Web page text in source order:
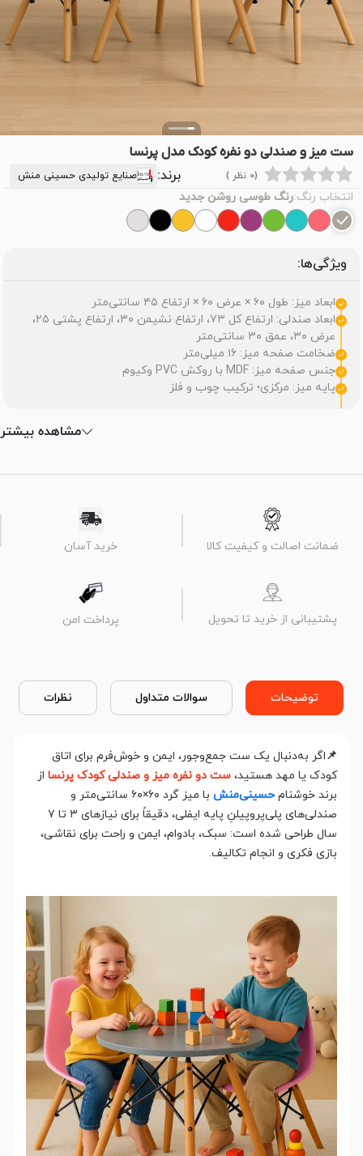
ست میز و صندلی دو نفره کودک مدل پرنسا
(0 نظر ) برند: صنایع تولیدی حسینی منش
انتخاب رنگ:رنگ طوسی روشن جدید
ویژگی‌ها:
ابعاد میز: طول ۶۰ × عرض ۶۰ × ارتفاع ۴۵ سانتی‌متر
ابعاد صندلی: ارتفاع کل ۷۳، ارتفاع نشیمن ۳۰، ارتفاع پشتی ۲۵،
عرض ۳۰، عمق ۳۰ سانتی‌متر
ضخامت صفحه میز: ۱۶ میلی‌متر
جنس صفحه میز: MDF با روکش PVC وکیوم
پایه میز: مرکزی؛ ترکیب چوب و فلز
مشاهده بیشتر
ضمانت اصالت و کیفیت کالا خرید آسان
پشتیبانی از خرید تا تحویل پرداخت امن
توضیحات سوالات متداول نظرات
📌اگر به‌دنبال یک ست جمع‌وجور، ایمن و خوش‌فرم برای اتاق
کودک یا مهد هستید، ست دو نفره میز و صندلی کودک پرنسا از
برند خوشنام حسینی‌منش
با میز گرد ۶۰×۶۰ سانتی‌متر و
صندلی‌های پلی‌پروپیلنِ پایه ایفلی، دقیقاً برای نیازهای ۳ تا ۷
سال طراحی شده است: سبک، بادوام، ایمن و راحت برای نقاشی،
بازی فکری و انجام تکالیف.